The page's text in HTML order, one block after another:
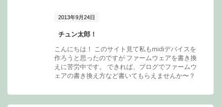
2013年9月24日
チュン太郎！
こんにちは！ このサイト見て私もmidiデバイスを
作ろうと思ったのですが ファームウェアを書き換
えに苦労中です。 できれば、ブログでファームウ
ェアの書き換え方など書いてもらえませんか〜？